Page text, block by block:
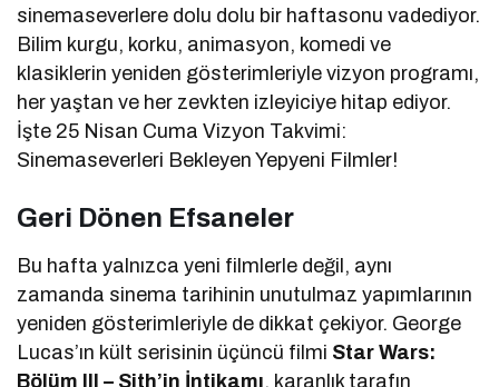
sinemaseverlere dolu dolu bir haftasonu vadediyor.
Bilim kurgu, korku, animasyon, komedi ve
klasiklerin yeniden gösterimleriyle vizyon programı,
her yaştan ve her zevkten izleyiciye hitap ediyor.
İşte 25 Nisan Cuma Vizyon Takvimi:
Sinemaseverleri Bekleyen Yepyeni Filmler!
Geri Dönen Efsaneler
Bu hafta yalnızca yeni filmlerle değil, aynı
zamanda sinema tarihinin unutulmaz yapımlarının
yeniden gösterimleriyle de dikkat çekiyor. George
Lucas’ın kült serisinin üçüncü filmi Star Wars:
Bölüm III – Sith’in İntikamı, karanlık tarafın